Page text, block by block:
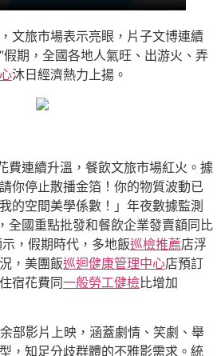
文旅市場表示亮眼，片子文博連續
期，全國各地人氣旺、出游火、弄
沐日經濟熱力上揚。
費連續升溫，餐飲文旅市場紅火。據
你停止散播金箔！你的物質波動已
的空間美學係數！」年夜數據監測
全國重點批發和餐飲企業發賣額同比
，假期時代，多地飯巡檢推薦店浮
，美團飯巡迴健康管理中心店預訂
宿花費同一般勞工健檢比增加
部影片上映，涵蓋劇情、笑劇、舉
，知足分歧群體的不雅影需求。統